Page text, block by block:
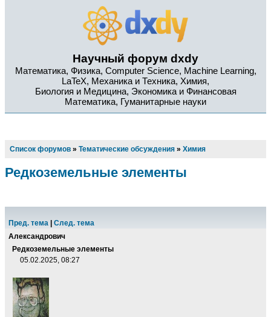
Научный форум dxdy
Математика, Физика, Computer Science, Machine Learning,
LaTeX, Механика и Техника, Химия,
Биология и Медицина, Экономика и Финансовая
Математика, Гуманитарные науки
Список форумов » Тематические обсуждения » Химия
Редкоземельные элементы
Пред. тема
След. тема
Александрович
Редкоземельные элементы
05.02.2025, 08:27